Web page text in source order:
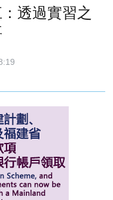
透過實習之